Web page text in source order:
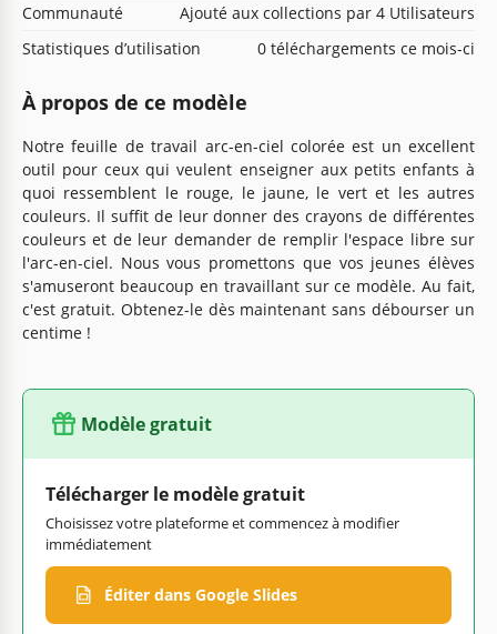
Communauté
Ajouté aux collections par 4 Utilisateurs
Statistiques d’utilisation
0 téléchargements ce mois-ci
À propos de ce modèle
Notre feuille de travail arc-en-ciel colorée est un excellent
outil pour ceux qui veulent enseigner aux petits enfants à
quoi ressemblent le rouge, le jaune, le vert et les autres
couleurs. Il suffit de leur donner des crayons de différentes
couleurs et de leur demander de remplir l'espace libre sur
l'arc-en-ciel. Nous vous promettons que vos jeunes élèves
s'amuseront beaucoup en travaillant sur ce modèle. Au fait,
c'est gratuit. Obtenez-le dès maintenant sans débourser un
centime !
Modèle gratuit
Télécharger le modèle gratuit
Choisissez votre plateforme et commencez à modifier
immédiatement
Éditer dans Google Slides